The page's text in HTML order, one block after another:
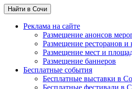
Найти в Сочи
Реклама на сайте
Размещение анонсов
Размещение ресторанов и
Размещение мест и
Размещение баннеров
Бесплатные события
Бесплатные выставки в
Бесплатные фестивали в